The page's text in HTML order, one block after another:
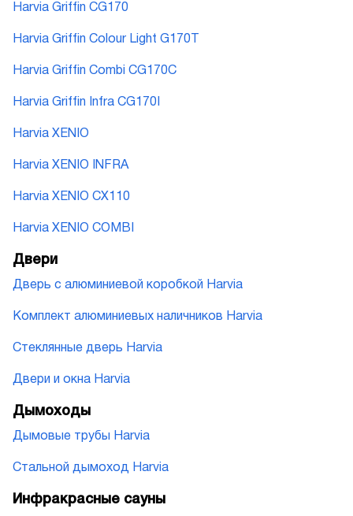
Harvia Griffin CG170
Harvia Griffin Colour Light G170T
Harvia Griffin Combi CG170C
Harvia Griffin Infra CG170I
Harvia XENIO
Harvia XENIO INFRA
Harvia XENIO CX110
Harvia XENIO COMBI
Двери
Дверь с алюминиевой коробкой Harvia
Комплект алюминиевых наличников Harvia
Стеклянные дверь Harvia
Двери и окна Harvia
Дымоходы
Дымовые трубы Harvia
Стальной дымоход Harvia
Инфракрасные сауны